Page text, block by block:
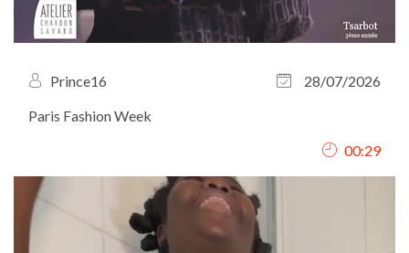
Prince16
28/07/2026
Paris Fashion Week
00:29